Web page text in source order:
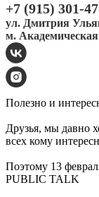
+7 (915) 301-
ул. Дмитрия
м. Академическая
2022-02-13 16:00
Паблик
и Вика
Полезно и
Друзья, мы давно
всех кому
Поэтому 13
PUBLIC TALK